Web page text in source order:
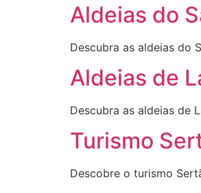
Aldeias do
Descubra as aldeias do
Aldeias de
Descubra as aldeias de
Turismo
Descobre o turismo